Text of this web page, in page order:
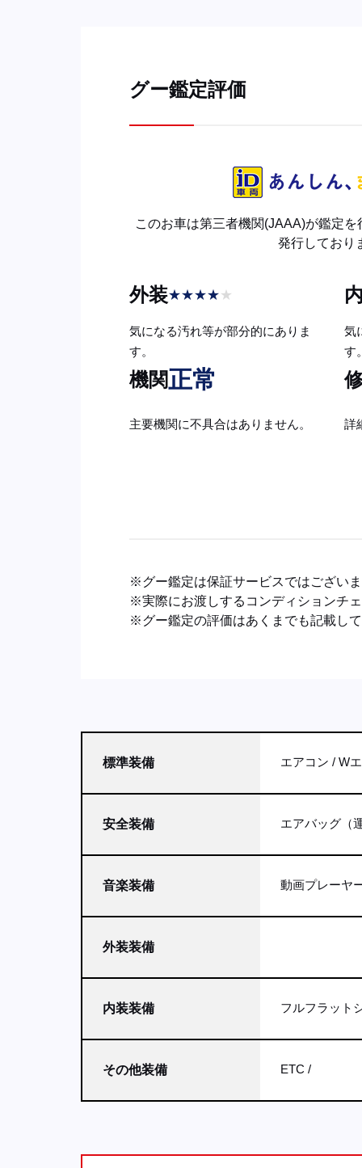
グー鑑定評価
このお車は第三者機関(JAAA)が鑑定
発行しており
外装★★★★★
気になる汚れ等が部分的にありま
す。
気
す
機関正常
主要機関に不具合はありません。 詳
※グー鑑定は保証サービスではござい
※実際にお渡しするコンディションチ
※グー鑑定の評価はあくまでも記載し
標準装備 エアコン W
安全装備 エアバッグ（
音楽装備 動画プレーヤ
外装装備
内装装備 フルフラット
その他装備 ETC